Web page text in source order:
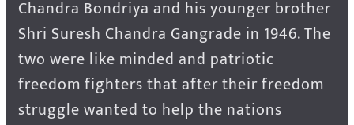
Chandra Bondriya and his younger brother
Shri Suresh Chandra Gangrade in 1946. The
two were like minded and patriotic
freedom fighters that after their freedom
struggle wanted to help the nations